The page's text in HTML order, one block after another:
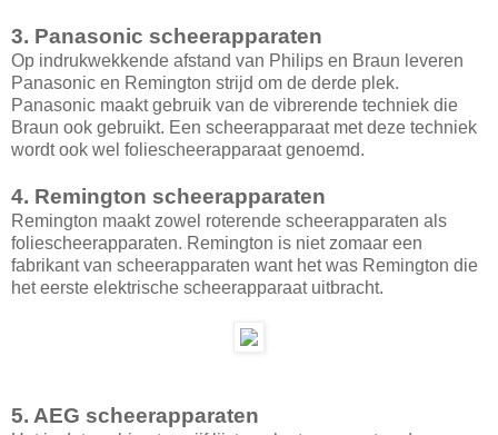
3. Panasonic scheerapparaten
Op indrukwekkende afstand van Philips en Braun leveren
Panasonic en Remington strijd om de derde plek.
Panasonic maakt gebruik van de vibrerende techniek die
Braun ook gebruikt. Een scheerapparaat met deze techniek
wordt ook wel foliescheerapparaat genoemd.
4. Remington scheerapparaten
Remington maakt zowel roterende scheerapparaten als
foliescheerapparaten. Remington is niet zomaar een
fabrikant van scheerapparaten want het was Remington die
het eerste elektrische scheerapparaat uitbracht.
5. AEG scheerapparaten